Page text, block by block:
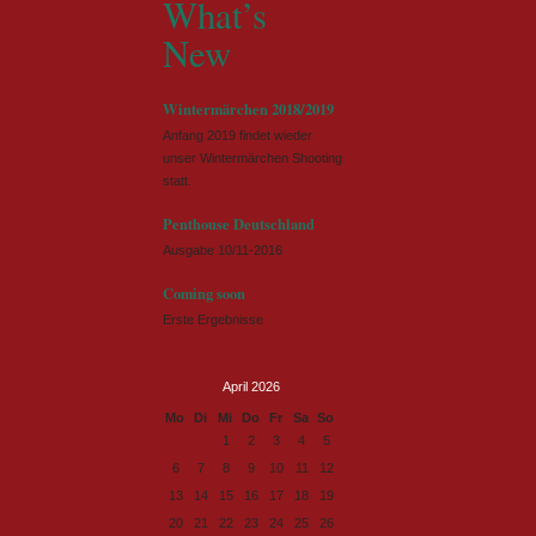
What’s
New
Wintermärchen 2018/2019
Anfang 2019 findet wieder
unser Wintermärchen Shooting
statt.
Penthouse Deutschland
Ausgabe 10/11-2016
Coming soon
Erste Ergebnisse
April 2026
Montag
Dienstag
Mittwoch
Donnerstag
Freitag
Samstag
Sonntag
1
2 3 4
5
6
7 8 9 10 11
12
13
14 15 16 17 18
19
20
21 22 23 24 25 26